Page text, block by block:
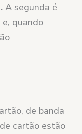
A segunda é
e, quando
de banda
cartão estão